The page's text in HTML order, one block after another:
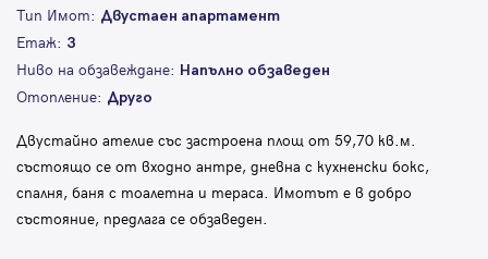
Тип Имот: Двустаен апартамент
Етаж: 3
Ниво на обзавеждане: Напълно обзаведен
Отопление: Друго
Двустайно ателие със застроена площ от 59,70 кв.м.
състоящо се от входно антре, дневна с кухненски бокс,
спалня, баня с тоалетна и тераса. Имотът е в добро
състояние, предлага се обзаведен.